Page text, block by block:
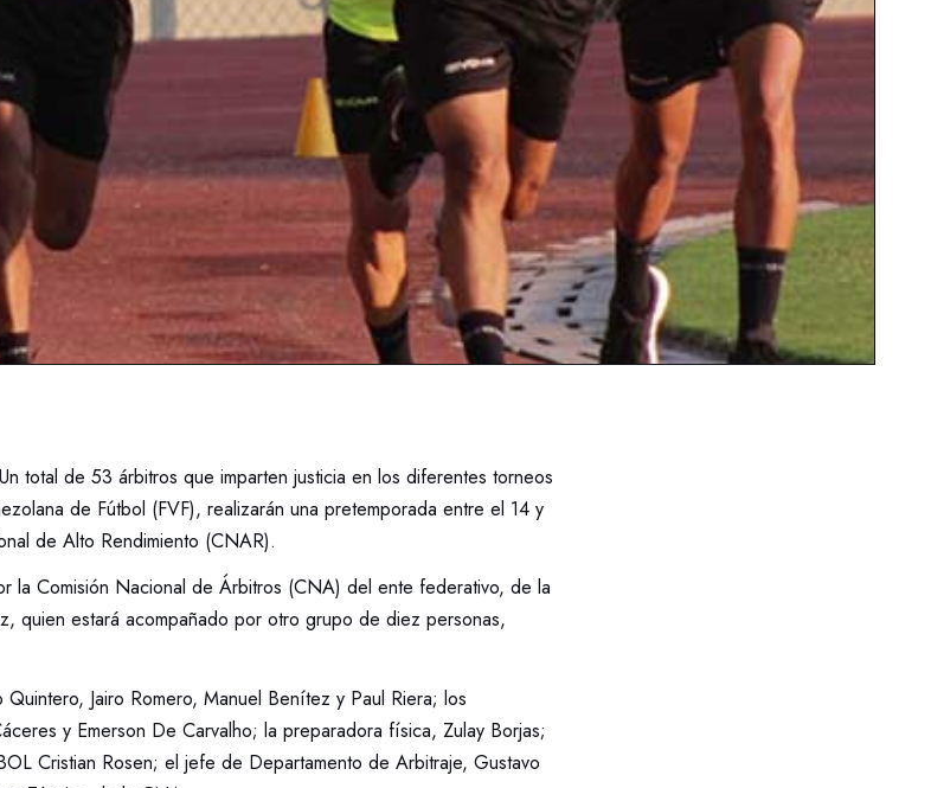
Un total de 53 árbitros que imparten justicia en los diferentes torneos
de Fútbol (FVF), realizarán una pretemporada entre el 14 y
de Alto Rendimiento (CNAR).
la Comisión Nacional de Árbitros (CNA) del ente federativo, de la
quien estará acompañado por otro grupo de diez personas,
Jairo Romero, Manuel Benítez y Paul Riera; los
y Emerson De Carvalho; la preparadora física, Zulay Borjas;
Cristian Rosen; el jefe de Departamento de Arbitraje, Gustavo